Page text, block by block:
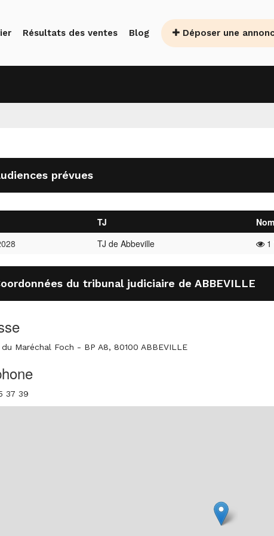
Résultats des ventes Blog Déposer une
prévues
TJ
TJ de Abbeville 1
du tribunal judiciaire de ABBEVILLE
Maréchal Foch - BP A8, 80100 ABBEVILLE
37 39